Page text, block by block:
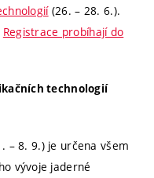
(26. – 28. 6.).
Registrace probíhají do
technologií
– 8. 9.) je určena všem
vývoje jaderné